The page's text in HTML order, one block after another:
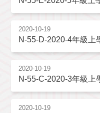
2020-10-19
N-55-D-2020-4年級上
2020-10-19
N-55-C-2020-3年級上
2020-10-19